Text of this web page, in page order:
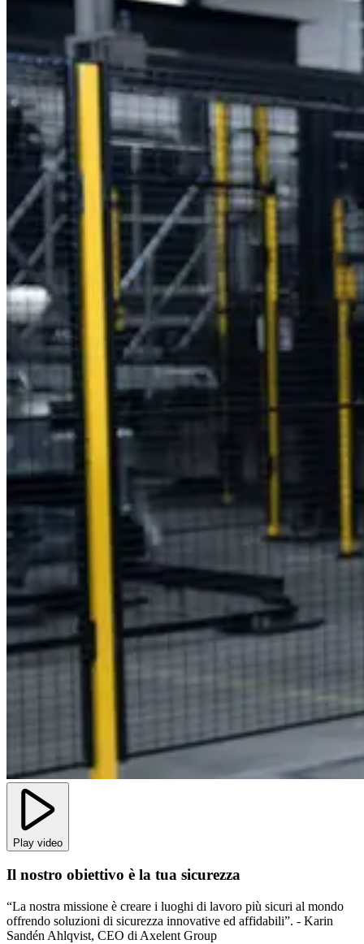
Play video
Il nostro obiettivo è la tua sicurezza
“La nostra missione è creare i luoghi di lavoro più sicuri al mondo
offrendo soluzioni di sicurezza innovative ed affidabili”. - Karin
Sandén Ahlqvist, CEO di Axelent Group